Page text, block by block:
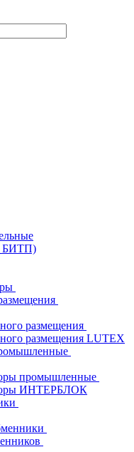
БИТП)
размещения
размещения LUTEX
промышленные
ИНТЕРБЛОК